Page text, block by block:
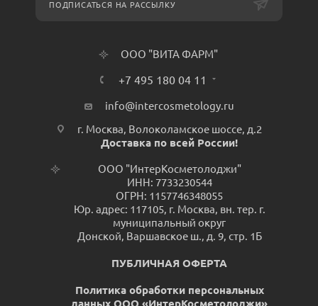
ПОДПИСАТЬСЯ НА РАССЫЛКУ
ООО "ВИТА ФАРМ"
+7 495 180 04 11
info@intercosmetology.ru
г. Москва, Волоколамское шоссе, д.2
Доставка по всей России!
ООО "ИнтерКосметолоджи"
ИНН: 7733230544
ОГРН: 1157746348055
Юр. адрес: 117105, г. Москва, вн. тер. г.
муниципальный округ
Донской, Варшавское ш., д. 9, стр. 1Б
ПУБЛИЧНАЯ ОФЕРТА
Политика обработки персональных
данных ООО «ИнтерКосметолоджи»